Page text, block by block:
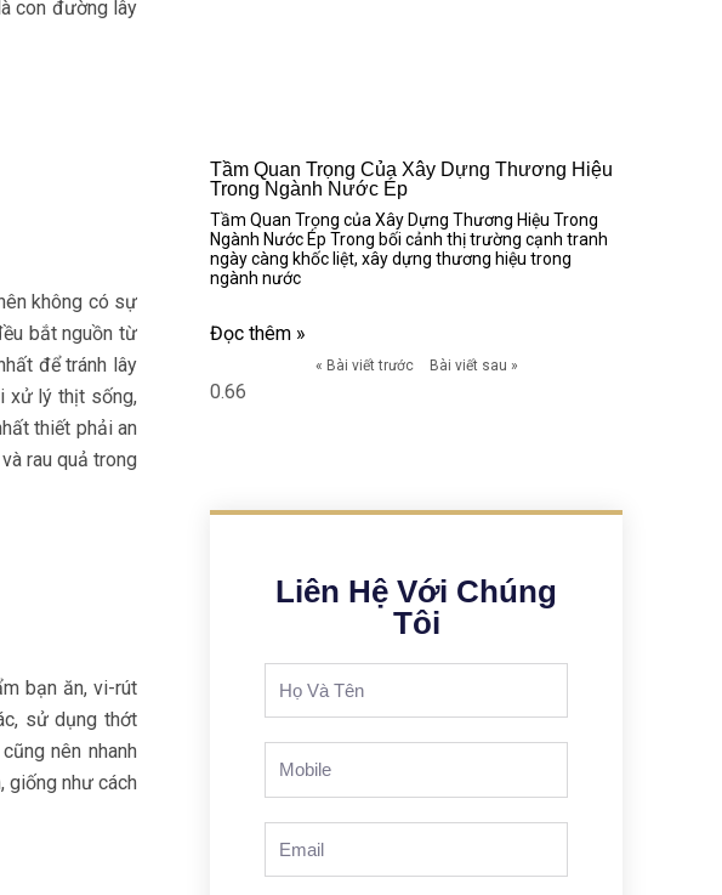
con đường lây
không có sự
bắt nguồn từ
để tránh lây
xử lý thịt sống,
thiết phải an
rau quả trong
bạn ăn, vi-rút
sử dụng thớt
nên nhanh
giống như cách
Tầm Quan Trọng Của Xây Dựng Thương Hiệu
Trong Ngành Nước Ép
Tầm Quan Trọng của Xây Dựng Thương Hiệu Trong
Ngành Nước Ép Trong bối cảnh thị trường cạnh tranh
ngày càng khốc liệt, xây dựng thương hiệu trong
ngành nước
Đọc thêm »
« Bài viết trước Bài viết sau »
Liên Hệ Với Chúng
Tôi